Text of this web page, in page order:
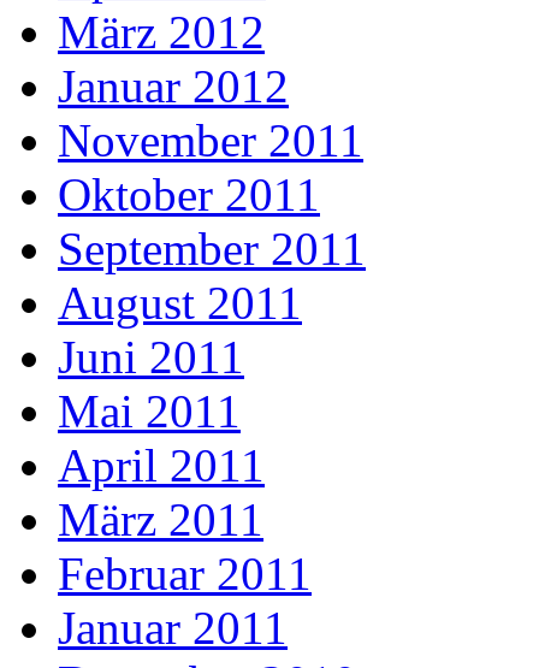
März 2012
Januar 2012
November 2011
Oktober 2011
September 2011
August 2011
Juni 2011
Mai 2011
April 2011
März 2011
Februar 2011
Januar 2011